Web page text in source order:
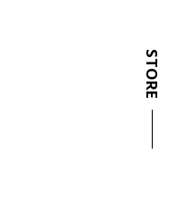
STORE